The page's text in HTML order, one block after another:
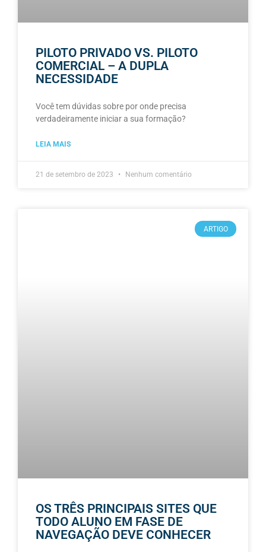
PILOTO PRIVADO VS. PILOTO
COMERCIAL – A DUPLA
NECESSIDADE
Você tem dúvidas sobre por onde precisa
verdadeiramente iniciar a sua formação?
LEIA MAIS
21 de setembro de 2023 Nenhum comentário
ARTIGO
OS TRÊS PRINCIPAIS SITES QUE
TODO ALUNO EM FASE DE
NAVEGAÇÃO DEVE CONHECER